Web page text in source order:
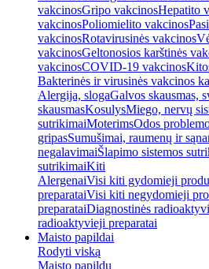
vakcinosGripo vakcinosHepatito
vakcinosPoliomielito vakcinos
vakcinosRotavirusinės vakcinos
vakcinosGeltonosios karštinės
vakcinosCOVID-19 vakcinos
Bakterinės ir virusinės vakcinos
Alergija, slogaGalvos skausmas,
skausmasKosulysMiego, nervų
sutrikimaiMoterimsOdos
gripasSumušimai, raumenų ir
negalavimaiŠlapimo sistemos
sutrikimaiKiti
AlergenaiVisi kiti gydomieji
preparataiVisi kiti negydomieji
preparataiDiagnostinės
radioaktyvieji preparatai
Maisto papildai
Rodyti viską
Maisto papildų